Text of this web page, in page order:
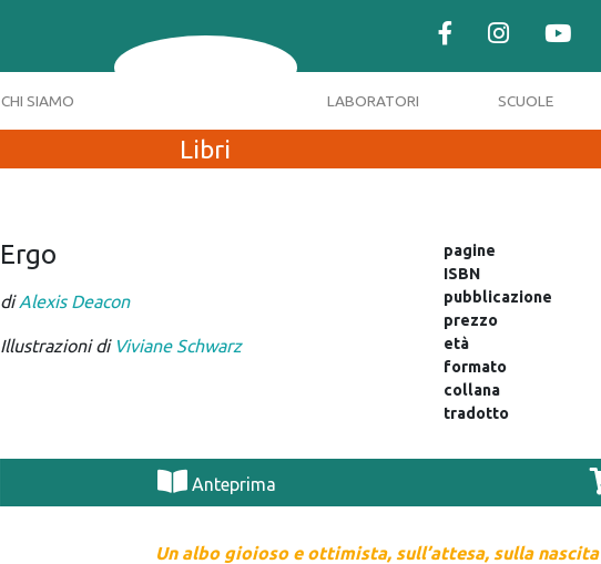
CHI SIAMO LABORATORI SCUOLE
Libri
Ergo
diAlexis Deacon
Illustrazioni di Viviane Schwarz
pagine
ISBN
pubblicazione
prezzo
età
formato
collana
tradotto
Anteprima
Un albo gioioso e ottimista, sull’attesa, sulla nascita